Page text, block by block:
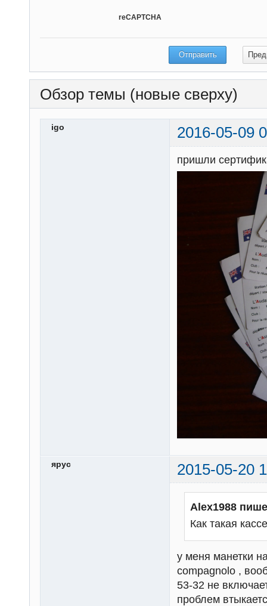
reCAPTCHA
Обзор темы (новые сверху)
igo 2016-05-09
пришли
ярус 2015-05-20
Alex1988
Как такая
у меня манетки
compagnolo ,
53-32 не
проблем